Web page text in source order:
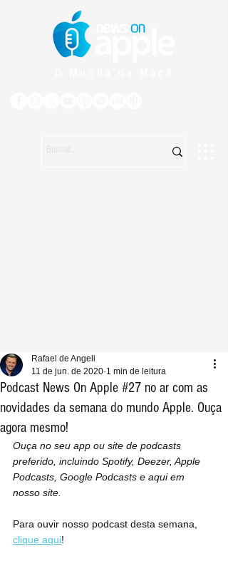
Podcast News On Apple #27 no ar com as
novidades da semana do mundo Apple. Ouça
agora mesmo!
Rafael de Angeli
11 de jun. de 2020 1 min de leitura
Ouça no seu app ou site de podcasts
preferido, incluindo Spotify, Deezer, Apple
Podcasts, Google Podcasts e aqui em
nosso site.
Para ouvir nosso podcast desta semana,
clique aqui!